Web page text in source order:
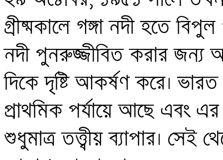
গ্রীষ্মকালে গঙ্গা নদী হতে
নদী পুনরুজ্জীবিত করার জন্য
দিকে দৃষ্টি আকর্ষণ করে।
প্রাথমিক পর্যায়ে আছে এবং
শুধুমাত্র তত্ত্বীয় ব্যাপার। সেই